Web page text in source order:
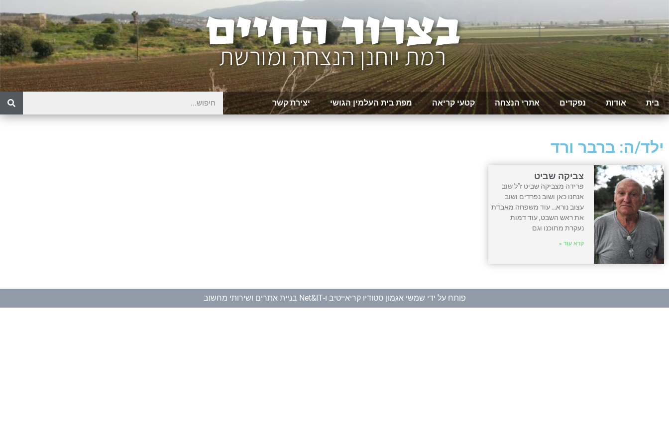
בית אודות נפקדים אתרי הנצחה קטעי קריאה מפת בית העלמין הגושי יצירת קשר
ילד/ה: ברבר ורד
צביקה שביט
פרידה מצביקה שביט ז"ל שוב
אנחנו כאן ושוב נפרדים ושוב
עצוב נורא… עוד משפחה מאבדת
את ראש השבט, עוד דמות
נעקרת מתוכנו וגם
קרא עוד »
פותח על ידי שמשי אגמון סטודיו קריאייטיב ו-Net&IT בניית אתרים ושירותי מחשוב